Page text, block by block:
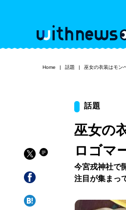
Home 話題 巫女の衣装はモン
話題
巫女の
ロゴマ
今宮戎神社で
注目が集まっ